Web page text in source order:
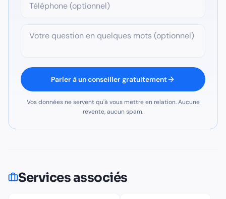
Parler à un conseiller gratuitement
Vos données ne servent qu'à vous mettre en relation. Aucune
revente, aucun spam.
Services associés